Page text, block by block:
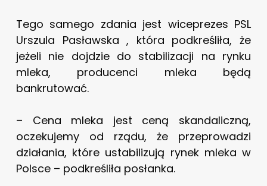
Tego samego zdania jest wiceprezes PSL
Urszula Pasławska , która podkreśliła, że
jeżeli nie dojdzie do stabilizacji na rynku
mleka, producenci mleka będą
bankrutować.
– Cena mleka jest ceną skandaliczną,
oczekujemy od rządu, że przeprowadzi
działania, które ustabilizują rynek mleka w
Polsce – podkreśliła posłanka.